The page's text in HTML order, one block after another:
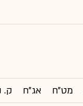
מט"ח אג"ח ק.